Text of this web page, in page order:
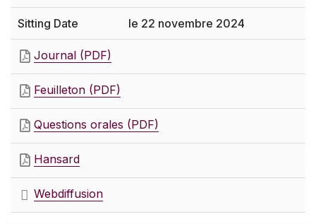
le 22 novembre 2024
Journal (PDF)
Feuilleton (PDF)
Questions orales (PDF)
Hansard
Webdiffusion